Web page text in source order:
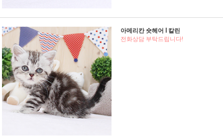
아메리칸 숏헤어 l 칼린
전화상담 부탁드립니다!